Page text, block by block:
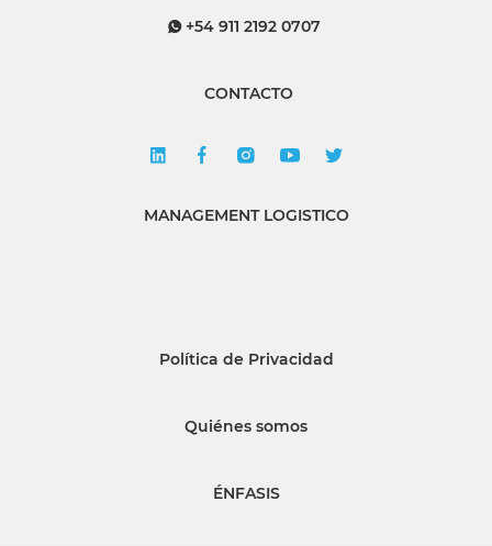
+54 911 2192 0707
CONTACTO
MANAGEMENT LOGISTICO
Política de Privacidad
Quiénes somos
ÉNFASIS